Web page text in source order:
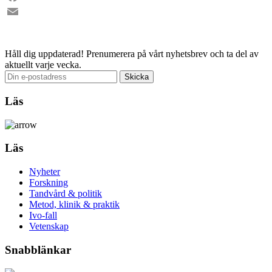
Facebook
Håll dig uppdaterad! Prenumerera på vårt nyhetsbrev och ta del av
aktuellt varje vecka.
Läs
Läs
Nyheter
Forskning
Tandvård & politik
Metod, klinik & praktik
Ivo-fall
Vetenskap
Snabblänkar